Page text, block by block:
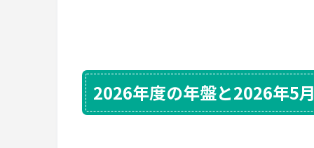
2026年度の年盤と2026年5